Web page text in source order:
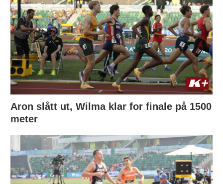
Aron slått ut, Wilma klar for finale på 1500
meter